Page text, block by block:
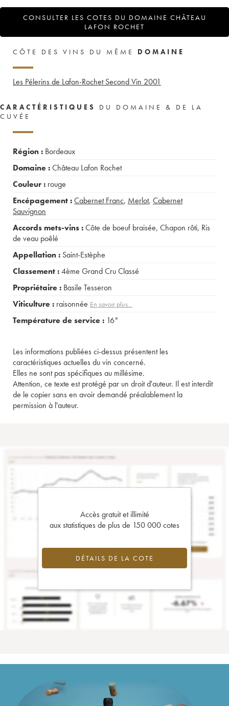
CONSULTER LES COTES DU DOMAINE CHÂTEAU
LAFON ROCHET
CÔTE DES VINS DU MÊME DOMAINE
Les Pélerins de Lafon-Rochet Second Vin 2001
CARACTÉRISTIQUES
DU DOMAINE & DE LA
CUVÉE
Région : Bordeaux
Domaine :Château Lafon Rochet
Couleur : rouge
Encépagement :Cabernet Franc, Merlot, Cabernet
Sauvignon
Accords mets-vins :Côte de boeuf braisée, Chapon rôti, Ris
de veau poêlé
Appellation : Saint-Estèphe
Classement :4ème Grand Cru Classé
Propriétaire : Basile Tesseron
Viticulture : raisonnée En savoir plus...
Température de service : 16°
Les informations publiées ci-dessus présentent les
caractéristiques actuelles du vin concerné.
Elles ne sont pas spécifiques au millésime.
Attention, ce texte est protégé par un droit d'auteur. Il est interdit
de le copier sans en avoir demandé préalablement la
permission à l'auteur.
Accès gratuit et illimité
aux statistiques de plus de 150 000 cotes
DÉTAILS DE LA COTE